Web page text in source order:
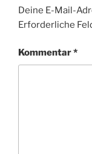
Deine E-Mail-
Erforderliche
Kommentar*